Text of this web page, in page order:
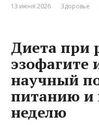
13 июня 2026 Здоровье
Диета при
эзофагите
научный
питанию
неделю